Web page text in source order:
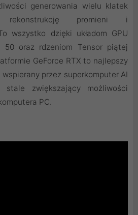
generowania wielu klatek
rekonstrukcję promieni i
wszystko dzięki układom GPU
50 oraz rdzeniom Tensor piątej
GeForce RTX to najlepszy
przez superkomputer AI
stale zwiększający możliwości
PC.